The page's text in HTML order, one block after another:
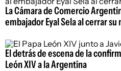
La Cámara de Comercio
embajador Eyal Sela al cerrar su
El detrás de escena de la
León XIV a la Argentina